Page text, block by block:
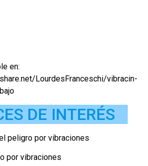
en:
LourdesFranceschi/vibracin-
DE INTERÉS
peligro por vibraciones
por vibraciones